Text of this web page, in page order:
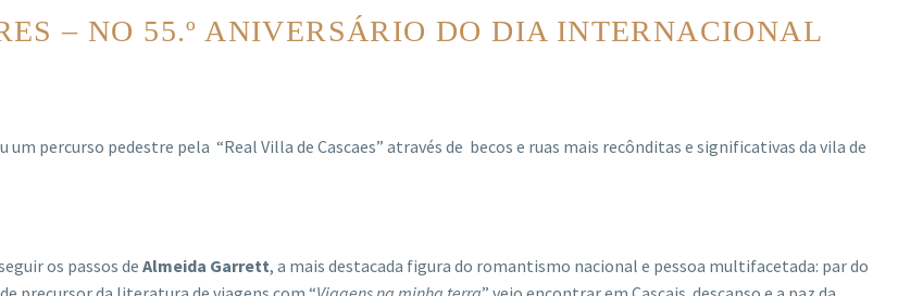
– NO 55.º ANIVERSÁRIO DO DIA INTERNACIONAL
percurso pedestre pela “Real Villa de Cascaes” através de becos e ruas mais recônditas e significativas da vila de
os passos de Almeida Garrett, a mais destacada figura do romantismo nacional e pessoa multifacetada: par do